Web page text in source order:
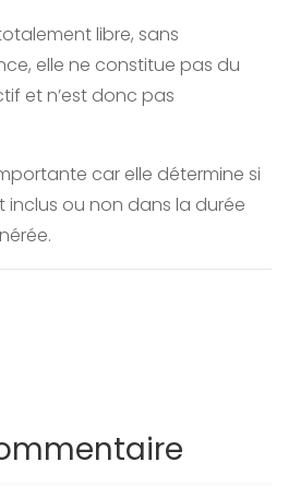
libre, sans
elle ne constitue pas du
et n’est donc pas
car elle détermine si
inclus ou non dans la durée